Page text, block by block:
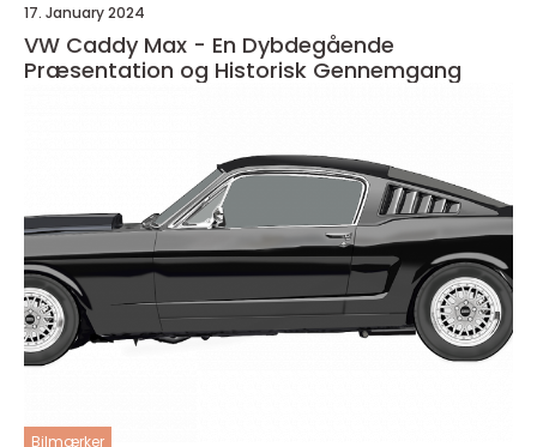
17. January 2024
VW Caddy Max - En Dybdegående
Præsentation og Historisk Gennemgang
Bilmærker